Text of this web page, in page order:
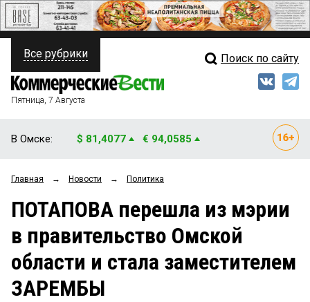
ПОЛИТИКА
ФИНАНСЫ
ОБЩЕСТВО
ЗАКОН
НОВОСТИ КОМПАНИЙ
ПРОИСШЕСТВИЯ
Свежий выпуск
Рейтинги
Блоги
Архив
Все рубрики Поиск по сайту
Пятница, 7 Августа
В Омске: $ 81,4077 € 94,0585
Главная → Новости → Политика
ПОТАПОВА перешла из мэрии
в правительство Омской
области и стала заместителем
ЗАРЕМБЫ